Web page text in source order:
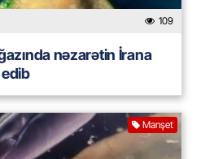
109
nəzarətin İrana
Manşet